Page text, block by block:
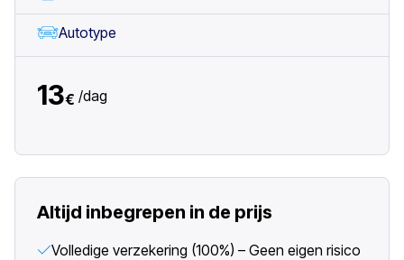
Autotype
13€ /dag
Altijd inbegrepen in de prijs
Volledige verzekering (100%) – Geen eigen risico